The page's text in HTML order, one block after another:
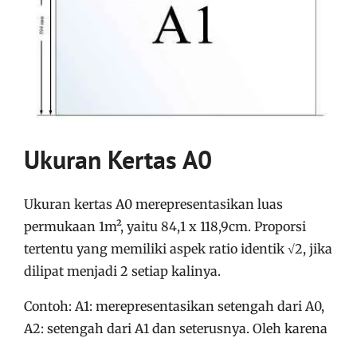
Ukuran Kertas A0
Ukuran kertas A0 merepresentasikan luas
permukaan 1m², yaitu 84,1 x 118,9cm. Proporsi
tertentu yang memiliki aspek ratio identik √2, jika
dilipat menjadi 2 setiap kalinya.
Contoh: A1: merepresentasikan setengah dari A0,
A2: setengah dari A1 dan seterusnya. Oleh karena